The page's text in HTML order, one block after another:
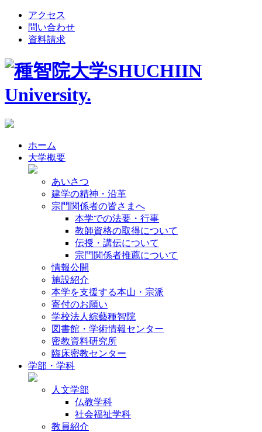
アクセス
問い合わせ
資料請求
ホーム
大学概要
あいさつ
建学の精神・沿革
宗門関係者の皆さまへ
本学での法要・行事
教師資格の取得について
伝授・講伝について
宗門関係者推薦について
情報公開
施設紹介
本学を支援する本山・宗派
寄付のお願い
学校法人綜藝種智院
図書館・学術情報センター
密教資料研究所
臨床密教センター
学部・学科
人文学部
仏教学科
社会福祉学科
教員紹介